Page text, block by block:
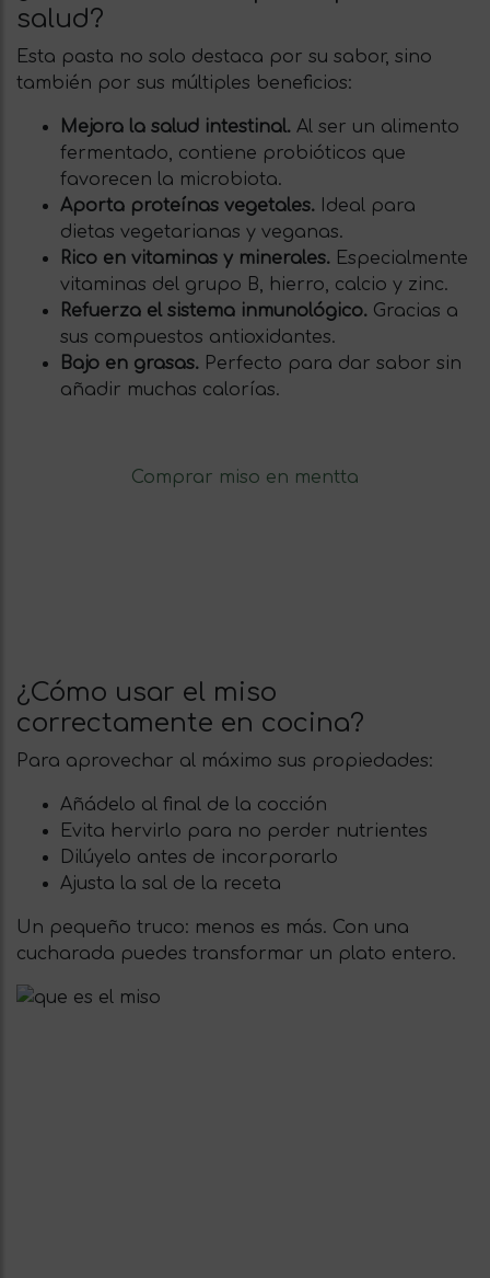
salud?
Esta pasta no solo destaca por su sabor, sino
también por sus múltiples beneficios:
Mejora la salud intestinal. Al ser un alimento
fermentado, contiene probióticos que
favorecen la microbiota.
Aporta proteínas vegetales. Ideal para
dietas vegetarianas y veganas.
Rico en vitaminas y minerales. Especialmente
vitaminas del grupo B, hierro, calcio y zinc.
Refuerza el sistema inmunológico. Gracias a
sus compuestos antioxidantes.
Bajo en grasas. Perfecto para dar sabor sin
añadir muchas calorías.
Comprar miso en mentta
¿Cómo usar el miso
correctamente en cocina?
Para aprovechar al máximo sus propiedades:
Añádelo al final de la cocción
Evita hervirlo para no perder nutrientes
Dilúyelo antes de incorporarlo
Ajusta la sal de la receta
Un pequeño truco: menos es más. Con una
cucharada puedes transformar un plato entero.